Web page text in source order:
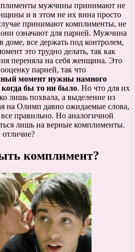
мужчины принимают не
и в этом не их вина просто
принимают комплименты, не
они означают для парней. Мужчина
доме, все держать под контролем,
это трудно делать, так как
переняла на себя женщина. Это
парней, так что
момент нужны намного
бы то ни было. Но что для их
лишь похвала, а выделение из
на Олимп давно ожидаемые слова,
правильно. Но аналогичной
лишь на верные комплименты.
комплимент?